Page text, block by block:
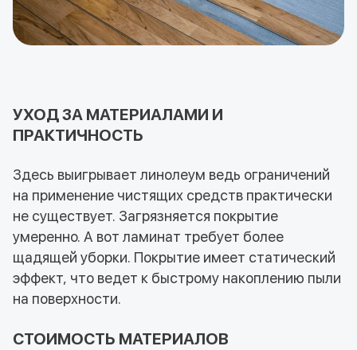
УХОД ЗА МАТЕРИАЛАМИ И
ПРАКТИЧНОСТЬ
Здесь выигрывает линолеум ведь ограничений
на применение чистящих средств практически
не существует. Загрязняется покрытие
умеренно. А вот ламинат требует более
щадящей уборки. Покрытие имеет статический
эффект, что ведет к быстрому накоплению пыли
на поверхности.
СТОИМОСТЬ МАТЕРИАЛОВ